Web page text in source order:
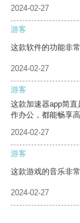
2024-02-27
游客
这款软件的功能非
2024-02-27
游客
这款加速器app简
作办公，都能畅享
2024-02-27
游客
这款游戏的音乐非
2024-02-27